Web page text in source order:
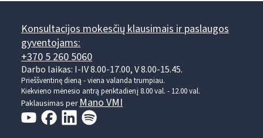
Konsultacijos mokesčių klausimais ir paslaugos
gyventojams:
+370 5 260 5060
Darbo laikas: I-IV 8.00-17.00, V 8.00-15.45.
Prieššventinę dieną - viena valanda trumpiau.
Kiekvieno mėnesio antrą penktadienį 8.00 val. - 12.00 val.
Paklausimas perMano VMI